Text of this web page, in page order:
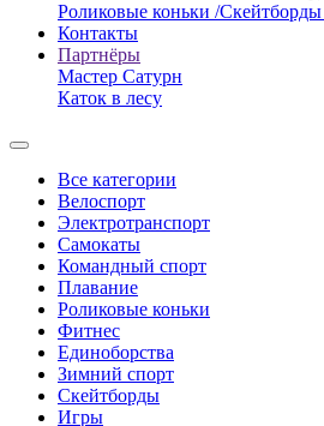
Роликовые коньки /
Контакты
Партнёры
Мастер Сатурн
Каток в лесу
Все категории
Велоспорт
Электротранспорт
Самокаты
Командный спорт
Плавание
Роликовые коньки
Фитнес
Единоборства
Зимний спорт
Скейтборды
Игры